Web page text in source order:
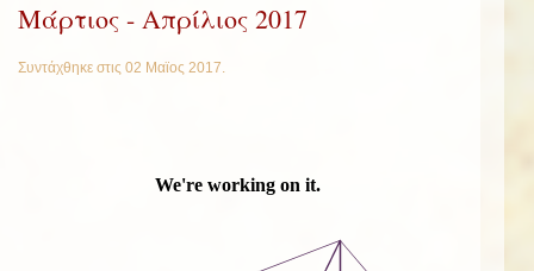
Μάρτιος - Απρίλιος 2017
Συντάχθηκε στις 02 Μαϊος 2017.